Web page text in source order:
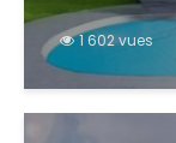
1 602 vues